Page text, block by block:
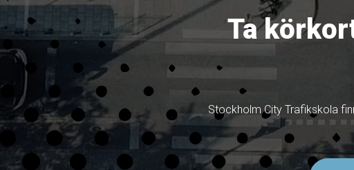
Ta
Stockholm City Trafikskola